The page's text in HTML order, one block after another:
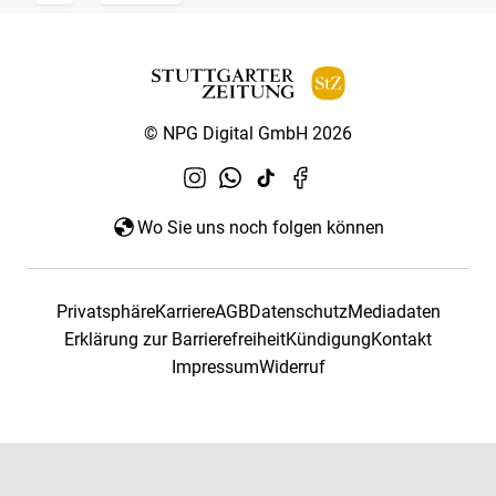
© NPG Digital GmbH 2026
Wo Sie uns noch folgen können
PrivatsphäreKarriereAGBDatenschutzMediadaten
Erklärung zur BarrierefreiheitKündigungKontakt
ImpressumWiderruf